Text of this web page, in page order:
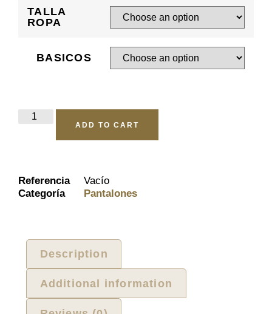
TALLA
ROPA
BASICOS
ADD TO CART
Referencia
Vacío
Categoría
Pantalones
Description
Additional information